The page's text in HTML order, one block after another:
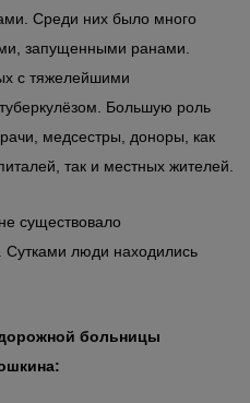
Среди них было много
запущенными ранами.
с тяжелейшими
Большую роль
медсестры, доноры, как
так и местных жителей.
существовало
Сутками люди находились
больницы